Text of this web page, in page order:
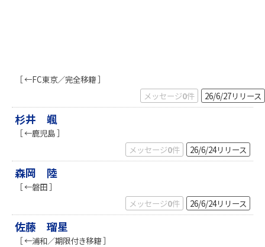
［ ←FC東京／完全移籍 ］
メッセージ0件 26/6/27リリース
杉井 颯
［ ←鹿児島 ］
メッセージ0件 26/6/24リリース
森岡 陸
［ ←磐田 ］
メッセージ0件 26/6/24リリース
佐藤 瑠星
［ ←浦和／期限付き移籍 ］